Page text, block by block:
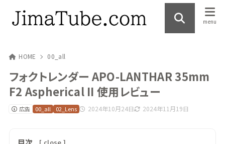
HOME 00_all
フォクトレンダー APO-LANTHAR 35mm
F2 Aspherical II 使用レビュー
広告 2024年10月24日 2024年11月19日
00_all 02_Lens